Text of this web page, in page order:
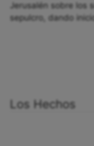
Jerusalén sobre los
sepulcro, dando
Los Hechos